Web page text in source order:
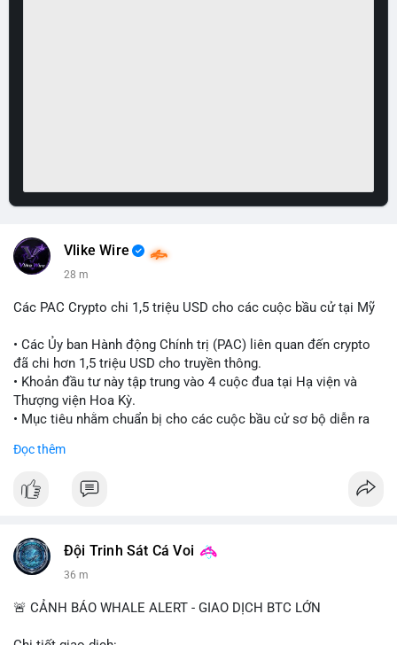
Vlike Wire
28 m
Các PAC Crypto chi 1,5 triệu USD cho các cuộc bầu cử tại Mỹ
• Các Ủy ban Hành động Chính trị (PAC) liên quan đến crypto
đã chi hơn 1,5 triệu USD cho truyền thông.
• Khoản đầu tư này tập trung vào 4 cuộc đua tại Hạ viện và
Thượng viện Hoa Kỳ.
• Mục tiêu nhằm chuẩn bị cho các cuộc bầu cử sơ bộ diễn ra
#vlikevn #titanbot
Đọc thêm
Đội Trinh Sát Cá Voi
36 m
🚨 CẢNH BÁO WHALE ALERT - GIAO DỊCH BTC LỚN